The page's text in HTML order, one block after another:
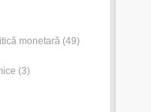
monetară (49)
(3)